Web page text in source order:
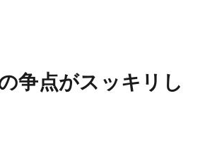
争点がスッキリし